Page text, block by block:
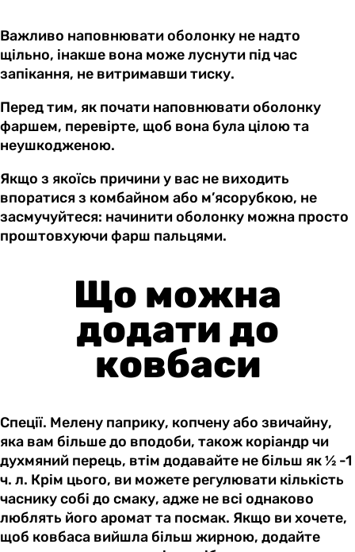
Важливо наповнювати оболонку не надто
щільно, інакше вона може луснути під час
запікання, не витримавши тиску.
Перед тим, як почати наповнювати оболонку
фаршем, перевірте, щоб вона була цілою та
неушкодженою.
Якщо з якоїсь причини у вас не виходить
впоратися з комбайном або м’ясорубкою, не
засмучуйтеся: начинити оболонку можна просто
проштовхуючи фарш пальцями.
Що можна
додати до
ковбаси
Спеції. Мелену паприку, копчену або звичайну,
яка вам більше до вподоби, також коріандр чи
духмяний перець, втім додавайте не більш як ½ -1
ч. л. Крім цього, ви можете регулювати кількість
часнику собі до смаку, адже не всі однаково
люблять його аромат та посмак. Якщо ви хочете,
щоб ковбаса вийшла більш жирною, додайте